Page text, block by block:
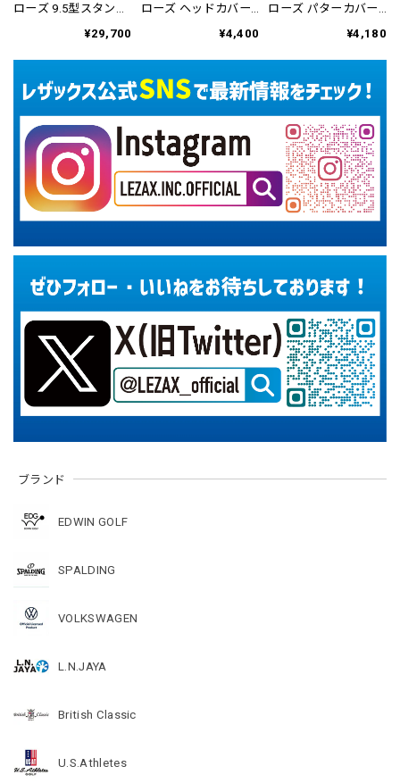
ブランド
EDWIN GOLF
SPALDING
VOLKSWAGEN
L.N.JAYA
British Classic
U.S.Athletes
ローズ 9.5型スタンド
¥29,700
ローズ ヘッドカバー
¥4,400
ローズ パターカバー
¥4,180